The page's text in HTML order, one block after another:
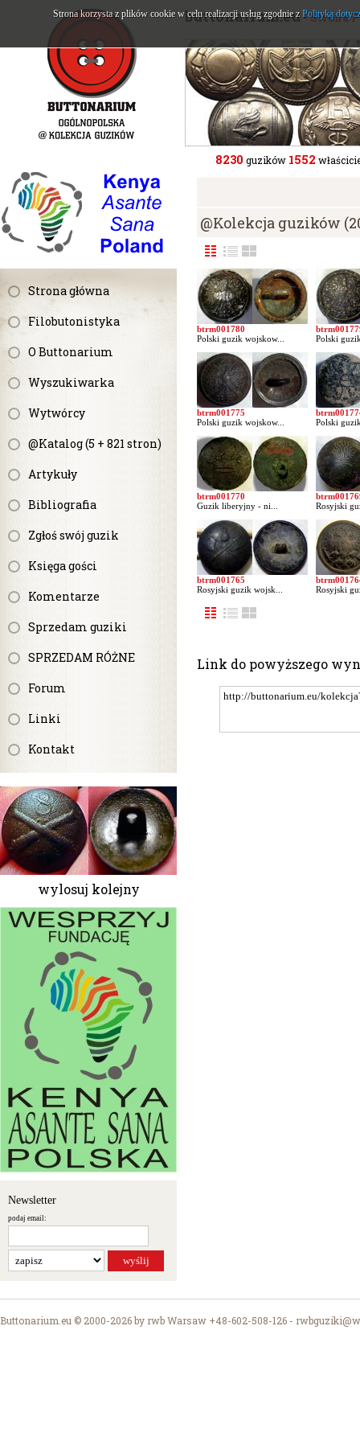
Strona główna
Filobutonistyka
O Buttonarium
Wyszukiwarka
Wytwórcy
@Katalog (5 + 821 stron)
Artykuły
Bibliografia
Zgłoś swój guzik
Księga gości
Komentarze
Sprzedam guziki
SPRZEDAM RÓŻNE
Forum
Linki
Kontakt
wylosuj kolejny
Newsletter
podaj email:
buttonarium.eu- Strona
8230 guzików 1552
@Kolekcja guzików
btrm001780
Polski guzik wojskow...
Polski
btrm001775
Polski guzik wojskow...
Polski
btrm001770
Guzik liberyjny - ni...
Rosyjski
btrm001765
Rosyjski guzik wojsk...
Rosyjski
Link do powyższego
Buttonarium.eu © 2000-2026 by rwb Warsaw +48-602-508-126 -
Strona korzysta z plików cookie w celu realizacji usług zgodnie z Polityką